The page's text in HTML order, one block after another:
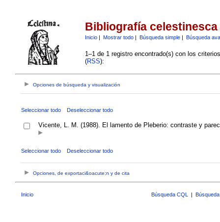
Bibliografía celestinesca
Inicio| Mostrar todo| Búsqueda simple| Búsqueda
1–1 de 1 registro encontrado(s) con los
(RSS):
Opciones de búsqueda y visualización
Seleccionar todo Deseleccionar todo
Vicente, L. M. (1988). El lamento de Pleberio: contraste y
Seleccionar todo Deseleccionar todo
Opciones, de exportaci&oacute;n y de cita
Inicio Búsqueda CQL |